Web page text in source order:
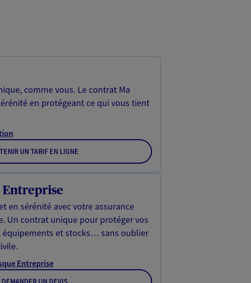
comme vous. Le contrat Ma
en protégeant ce qui vous tient
UN TARIF EN LIGNE
en sérénité avec votre assurance
Un contrat unique pour protéger vos
équipements et stocks… sans oublier
Entreprise